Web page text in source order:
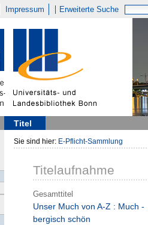
Impressum Erweiterte Suche
Titel
Sie sind hier: E-Pflicht-Sammlung
Titelaufnahme
Gesamttitel
Unser Much von A-Z : Much -
bergisch schön